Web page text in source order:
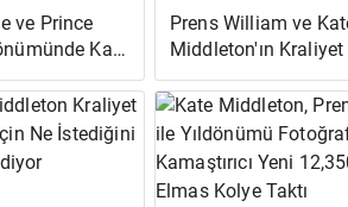
ve Prince
Kate
Özel
Prens William ve
Middleton'ın
Alayı Kazasının
Gerçek Hikaye